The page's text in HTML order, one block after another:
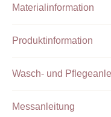
Materialinformation
und Biothane
Tau Farbe:
Beige, Blau
wählbar
Farbe der Beschläge:
Produktinformation
mit einem Adapter aus
Beschlägen versehen,
und je nach Größe in
Wasch- und
einem Wäschesack in der
Messanleitung